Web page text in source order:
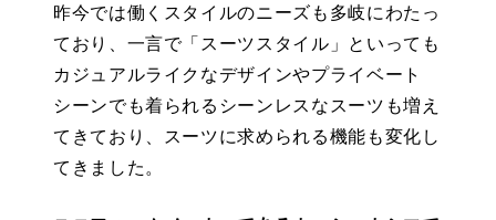
昨今では働くスタイルのニーズも多岐にわたっ
ており、一言で「スーツスタイル」といっても
カジュアルライクなデザインやプライベート
シーンでも着られるシーンレスなスーツも増え
てきており、スーツに求められる機能も変化し
てきました。